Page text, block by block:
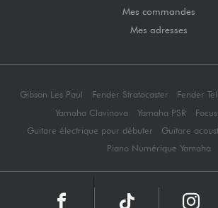
Mes commandes
Mes adresses
Gibson Les Paul Fender Stratocaster Fender
Yamaha Clavinova
Yamaha PSR
Guitare électrique pour débuter
Guitare
Piano Numérique Yamaha